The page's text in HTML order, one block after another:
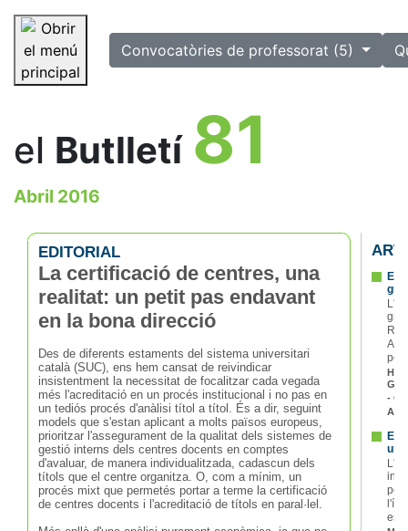
Saltar la navegació
selectedConvocatòries de professorat (5)
el Butlletí 81
Abril 2016